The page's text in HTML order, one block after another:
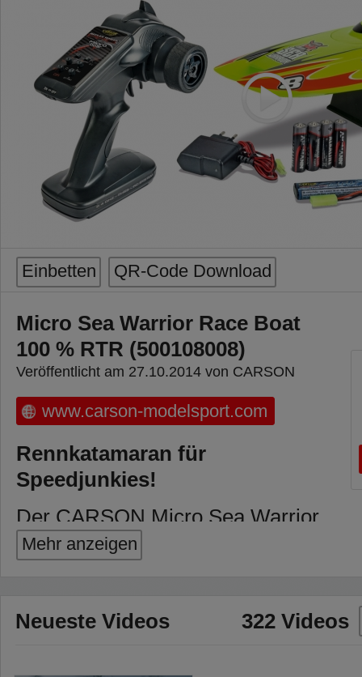
Einbetten QR-Code Download
Micro Sea Warrior Race Boat
100 % RTR (500108008)
Veröffentlicht am 27.10.2014 von CARSON
www.carson-modelsport.com
Rennkatamaran für
Speedjunkies!
Der CARSON Micro Sea Warrior
ist ein superschneller und agiler
Rennkatamaran. Sein
lässt das Boot übers Wasser
im Lieferumfang enthaltenen
Mehr anzeigen
Neueste Videos 322 Videos